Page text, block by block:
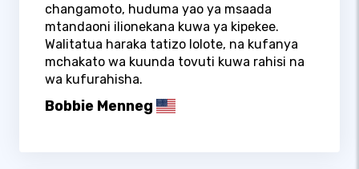
changamoto, huduma yao ya msaada
mtandaoni ilionekana kuwa ya kipekee.
Walitatua haraka tatizo lolote, na kufanya
mchakato wa kuunda tovuti kuwa rahisi na
wa kufurahisha.
Bobbie Menneg